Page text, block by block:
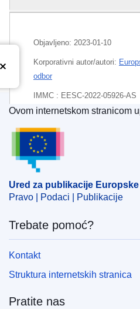
Objavljeno: 2023-01-10
Korporativni autor/autori:
odbor
IMMC : EESC-2022-05926-AS
EDITION : 78955a33-dfe2-11ed-
Ured za publikacije
Ovom internetskom stranicom
Ured za publikacije
Pravo | Podaci | Publikacije
Trebate pomoć?
Kontakt
Struktura internetskih stranica
Pratite nas